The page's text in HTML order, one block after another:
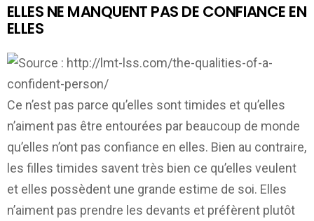
ELLES NE MANQUENT PAS DE CONFIANCE EN
ELLES
Ce n’est pas parce qu’elles sont timides et qu’elles
n’aiment pas être entourées par beaucoup de monde
qu’elles n’ont pas confiance en elles. Bien au contraire,
les filles timides savent très bien ce qu’elles veulent
et elles possèdent une grande estime de soi. Elles
n’aiment pas prendre les devants et préfèrent plutôt